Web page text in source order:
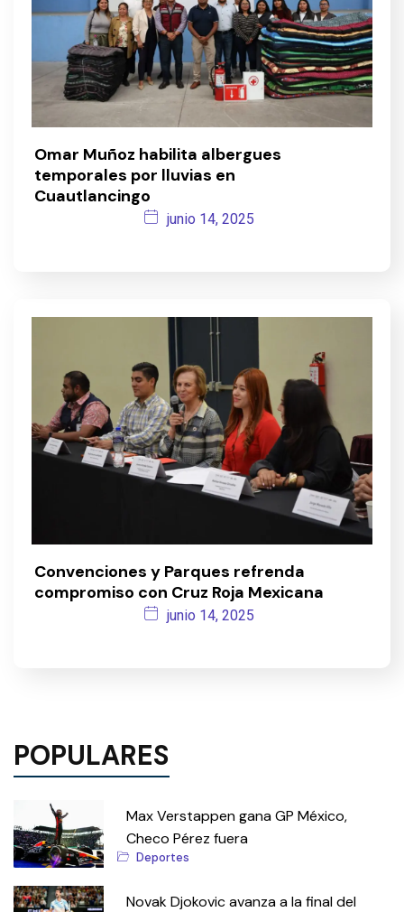
Omar Muñoz habilita albergues
temporales por lluvias en
Cuautlancingo
junio 14, 2025
Convenciones y Parques refrenda
compromiso con Cruz Roja Mexicana
junio 14, 2025
POPULARES
Max Verstappen gana GP México,
Checo Pérez fuera
Deportes
Novak Djokovic avanza a la final del